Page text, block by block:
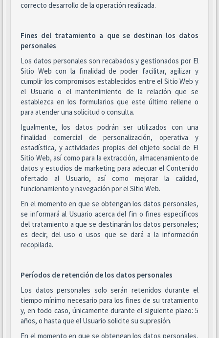
correcto desarrollo de la operación realizada.
Fines del tratamiento a que se destinan los datos
personales
Los datos personales son recabados y gestionados por El
Sitio Web con la finalidad de poder facilitar, agilizar y
cumplir los compromisos establecidos entre el Sitio Web y
el Usuario o el mantenimiento de la relación que se
establezca en los formularios que este último rellene o
para atender una solicitud o consulta.
Igualmente, los datos podrán ser utilizados con una
finalidad comercial de personalización, operativa y
estadística, y actividades propias del objeto social de El
Sitio Web, así como para la extracción, almacenamiento de
datos y estudios de marketing para adecuar el Contenido
ofertado al Usuario, así como mejorar la calidad,
funcionamiento y navegación por el Sitio Web.
En el momento en que se obtengan los datos personales,
se informará al Usuario acerca del fin o fines específicos
del tratamiento a que se destinarán los datos personales;
es decir, del uso o usos que se dará a la información
recopilada.
Períodos de retención de los datos personales
Los datos personales solo serán retenidos durante el
tiempo mínimo necesario para los fines de su tratamiento
y, en todo caso, únicamente durante el siguiente plazo: 5
años, o hasta que el Usuario solicite su supresión.
En el momento en que se obtengan los datos personales,